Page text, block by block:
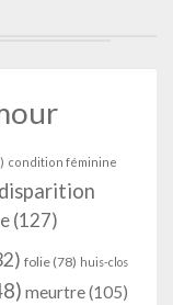
condition féminine
disparition
(127)
folie (78) huis-clos
meurtre(105)